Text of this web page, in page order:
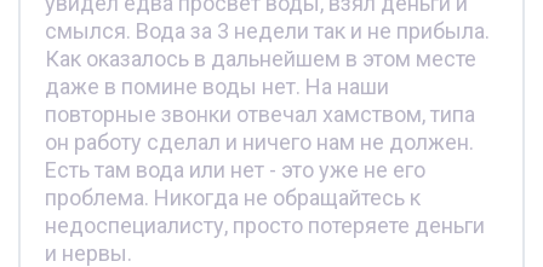
смылся. Вода за 3 недели так и не прибыла.
Как оказалось в дальнейшем в этом месте
даже в помине воды нет. На наши
повторные звонки отвечал хамством, типа
он работу сделал и ничего нам не должен.
Есть там вода или нет - это уже не его
проблема. Никогда не обращайтесь к
недоспециалисту, просто потеряете деньги
и нервы.